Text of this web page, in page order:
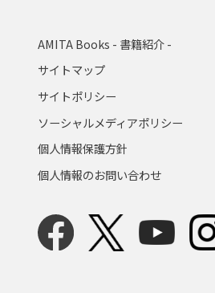
AMITA Books - 書籍紹介 -
サイトマップ
サイトポリシー
ソーシャルメディアポリシー
個人情報保護方針
個人情報のお問い合わせ